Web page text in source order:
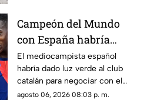
Campeón del Mundo
con España habría
rechazado al Real
Madrid para fichar con
el Barcelona
El mediocampista español
habría dado luz verde al club
catalán para negociar con el
Manchester City, mientras el
agosto 06, 2026 08:03 p. m.